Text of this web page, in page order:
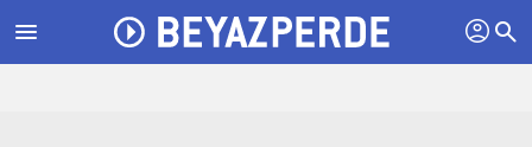
menu profil search